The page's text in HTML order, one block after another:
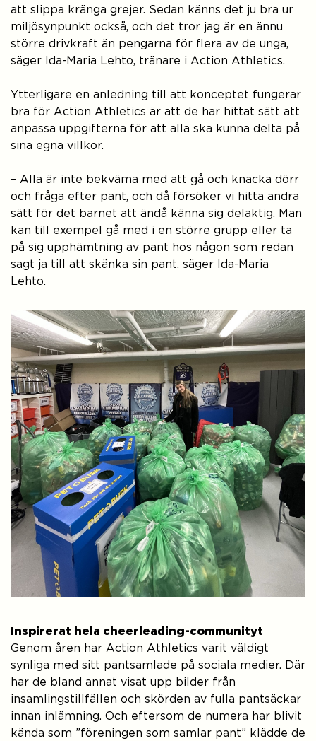
att slippa kränga grejer. Sedan känns det ju bra ur
miljösynpunkt också, och det tror jag är en ännu
större drivkraft än pengarna för flera av de unga,
säger Ida-Maria Lehto, tränare i Action Athletics.
Ytterligare en anledning till att konceptet fungerar
bra för Action Athletics är att de har hittat sätt att
anpassa uppgifterna för att alla ska kunna delta på
sina egna villkor.
– Alla är inte bekväma med att gå och knacka dörr
och fråga efter pant, och då försöker vi hitta andra
sätt för det barnet att ändå känna sig delaktig. Man
kan till exempel gå med i en större grupp eller ta
på sig upphämtning av pant hos någon som redan
sagt ja till att skänka sin pant, säger Ida-Maria
Lehto.
Inspirerat hela cheerleading-communityt
Genom åren har Action Athletics varit väldigt
synliga med sitt pantsamlade på sociala medier. Där
har de bland annat visat upp bilder från
insamlingstillfällen och skörden av fulla pantsäckar
innan inlämning. Och eftersom de numera har blivit
kända som ”föreningen som samlar pant” klädde de